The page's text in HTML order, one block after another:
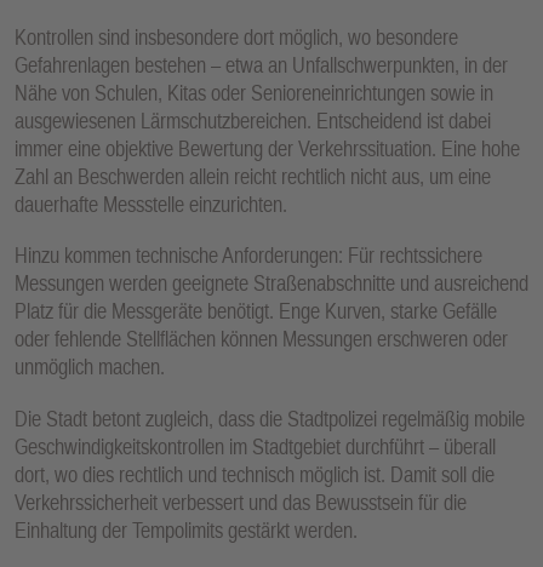
Kontrollen sind insbesondere dort möglich, wo besondere
Gefahrenlagen bestehen – etwa an Unfallschwerpunkten, in der
Nähe von Schulen, Kitas oder Senioreneinrichtungen sowie in
ausgewiesenen Lärmschutzbereichen. Entscheidend ist dabei
immer eine objektive Bewertung der Verkehrssituation. Eine hohe
Zahl an Beschwerden allein reicht rechtlich nicht aus, um eine
dauerhafte Messstelle einzurichten.
Hinzu kommen technische Anforderungen: Für rechtssichere
Messungen werden geeignete Straßenabschnitte und ausreichend
Platz für die Messgeräte benötigt. Enge Kurven, starke Gefälle
oder fehlende Stellflächen können Messungen erschweren oder
unmöglich machen.
Die Stadt betont zugleich, dass die Stadtpolizei regelmäßig mobile
Geschwindigkeitskontrollen im Stadtgebiet durchführt – überall
dort, wo dies rechtlich und technisch möglich ist. Damit soll die
Verkehrssicherheit verbessert und das Bewusstsein für die
Einhaltung der Tempolimits gestärkt werden.